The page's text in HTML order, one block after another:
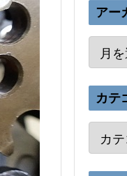
アー
カテ